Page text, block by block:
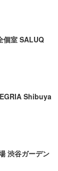
個室 SALUQ
Shibuya
渋谷ガーデン